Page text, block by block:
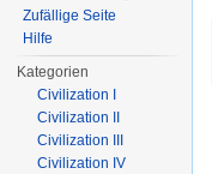
Zufällige Seite
Hilfe
Kategorien
Civilization I
Civilization II
Civilization III
Civilization IV